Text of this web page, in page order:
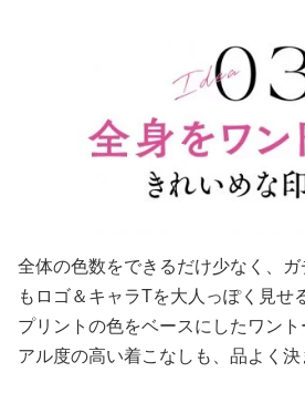
全体の色数をできるだけ少なく、
もロゴ＆キャラTを大人っぽく見せ
プリントの色をベースにしたワント
アル度の高い着こなしも、品よく決